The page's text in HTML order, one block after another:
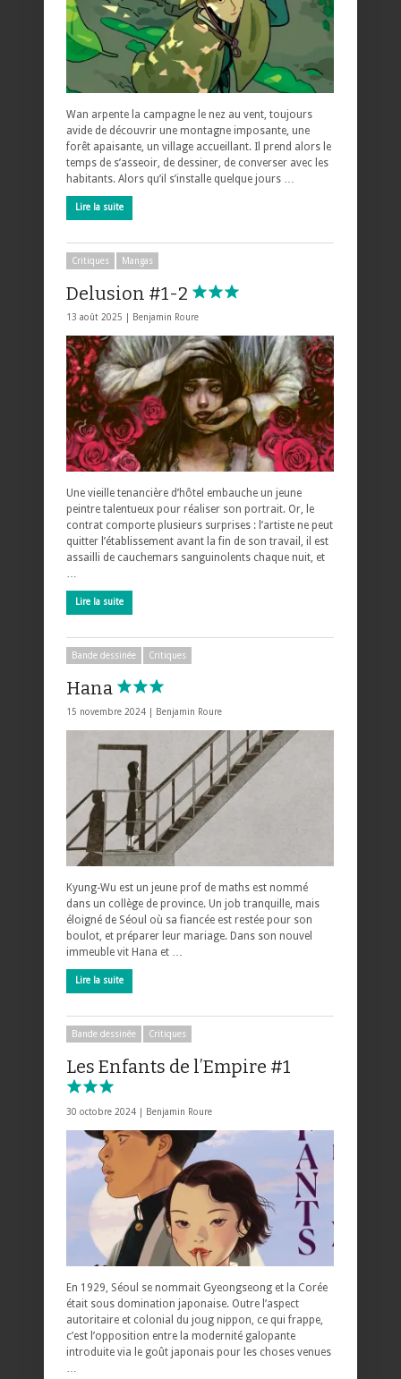
Wan arpente la campagne le nez au vent, toujours
avide de découvrir une montagne imposante, une
forêt apaisante, un village accueillant. Il prend alors le
temps de s’asseoir, de dessiner, de converser avec les
habitants. Alors qu’il s’installe quelque jours …
Lire la suite
Critiques Mangas
Delusion #1-2
13 août 2025 | Benjamin Roure
Une vieille tenancière d’hôtel embauche un jeune
peintre talentueux pour réaliser son portrait. Or, le
contrat comporte plusieurs surprises : l’artiste ne peut
quitter l’établissement avant la fin de son travail, il est
assailli de cauchemars sanguinolents chaque nuit, et
…
Lire la suite
Bande dessinée Critiques
Hana
15 novembre 2024 | Benjamin Roure
Kyung-Wu est un jeune prof de maths est nommé
dans un collège de province. Un job tranquille, mais
éloigné de Séoul où sa fiancée est restée pour son
boulot, et préparer leur mariage. Dans son nouvel
immeuble vit Hana et …
Lire la suite
Bande dessinée Critiques
Les Enfants de l’Empire #1
30 octobre 2024 | Benjamin Roure
En 1929, Séoul se nommait Gyeongseong et la Corée
était sous domination japonaise. Outre l’aspect
autoritaire et colonial du joug nippon, ce qui frappe,
c’est l’opposition entre la modernité galopante
introduite via le goût japonais pour les choses venues
…